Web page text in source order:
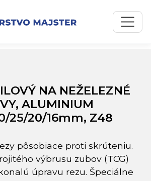
menu
NEŽELEZNÉ KOVY, ALUMINIUM
Z48
NA NEŽELEZNÉ
ALUMINIUM
25/20/16mm, Z48
pôsobiace proti skrúteniu.
výbrusu zubov (TCG)
úpravu rezu. Špeciálne